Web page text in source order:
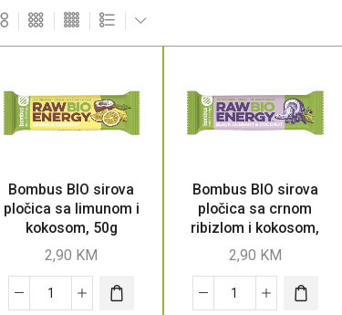
Bombus BIO sirova
pločica sa limunom i
kokosom, 50g
2,90 KM
Bombus BIO sirova
pločica sa crnom
ribizlom i kokosom,
50g
2,90 KM